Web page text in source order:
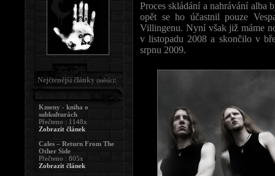
Proces skládání a nahrávání alba
opět se ho účastnil pouze
Villingenu. Nyní však již máme
v listopadu 2008 a skončilo v
srpnu 2009.
Nejčtenější články (měsíc):
Kmeny - kniha o
subkulturách
Přečteno : 1148x
Zobrazit článek
Cales – Return From The
Other Side
Přečteno : 805x
Zobrazit článek